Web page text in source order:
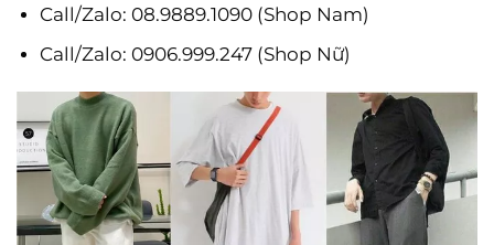
Call/Zalo: 08.9889.1090 (Shop Nam)
Call/Zalo: 0906.999.247 (Shop Nữ)